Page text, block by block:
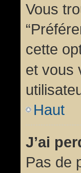
Vous
cette
et vous
Haut
J’ai
Pas de